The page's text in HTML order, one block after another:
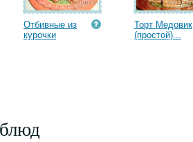
Отбивные из
курочки
Торт Медовик
(простой)...